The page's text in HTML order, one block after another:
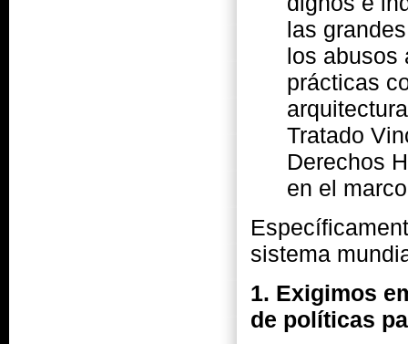
las
los abusos
prácticas
Tratado
Derechos
en el
sistema
1. Exigimos
de políticas